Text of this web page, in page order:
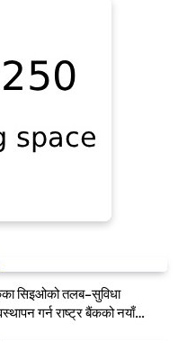
सिइओको तलब–सुविधा
गर्न राष्ट्र बैंकको नयाँ